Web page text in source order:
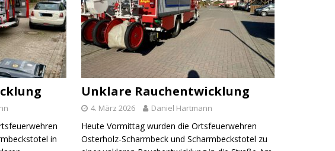
in
Unklare Rauchentwicklung
4. März 2026 Daniel Hartmann
Heute Vormittag wurden die Ortsfeuerwehren
Osterholz-Scharmbeck und Scharmbeckstotel zu